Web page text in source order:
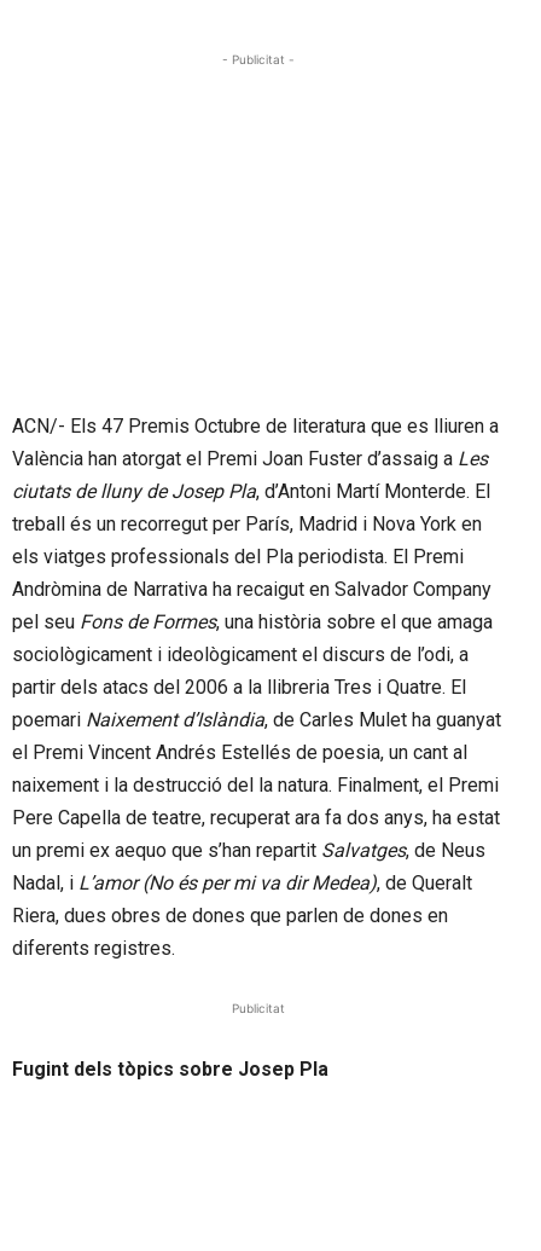
- Publicitat -
ACN/- Els 47 Premis Octubre de literatura que es lliuren a
València han atorgat el Premi Joan Fuster d’assaig a Les
ciutats de lluny de Josep Pla, d’Antoni Martí Monterde. El
treball és un recorregut per París, Madrid i Nova York en
els viatges professionals del Pla periodista. El Premi
Andròmina de Narrativa ha recaigut en Salvador Company
pel seu Fons de Formes, una història sobre el que amaga
sociològicament i ideològicament el discurs de l’odi, a
partir dels atacs del 2006 a la llibreria Tres i Quatre. El
poemari Naixement d’Islàndia, de Carles Mulet ha guanyat
el Premi Vincent Andrés Estellés de poesia, un cant al
naixement i la destrucció del la natura. Finalment, el Premi
Pere Capella de teatre, recuperat ara fa dos anys, ha estat
un premi ex aequo que s’han repartit Salvatges, de Neus
Nadal, i L’amor (No és per mi va dir Medea), de Queralt
Riera, dues obres de dones que parlen de dones en
diferents registres.
Publicitat
Fugint dels tòpics sobre Josep Pla